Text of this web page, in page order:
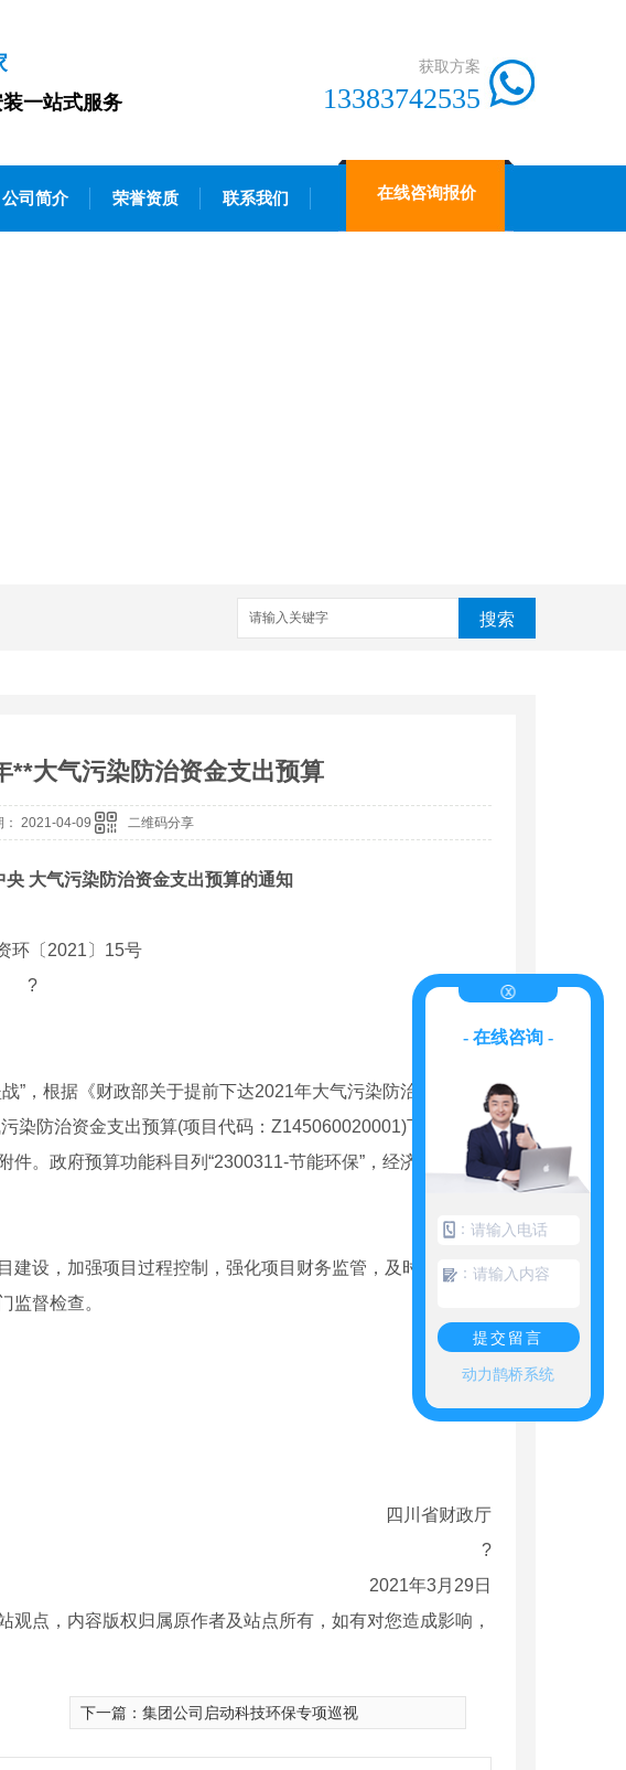
一站式服务
获取方案
13383742535
公司简介 荣誉资质 联系我们 在线咨询报价
搜索
**大气污染防治资金支出预算
： 2021-04-09 二维码分享
大气污染防治资金支出预算的通知
〔2021〕15号
?
，根据《财政部关于提前下达2021年大气污染防治资金预算
染防治资金支出预算(项目代码：Z145060020001)下达给你
。政府预算功能科目列“2300311-节能环保”，经济科目
设，加强项目过程控制，强化项目财务监管，及时拨付项目
监督检查。
四川省财政厅
?
2021年3月29日
点，内容版权归属原作者及站点所有，如有对您造成影响，
下一篇： 集团公司启动科技环保专项巡视
- 在线咨询 -
：
：
提交留言
动力鹊桥系统